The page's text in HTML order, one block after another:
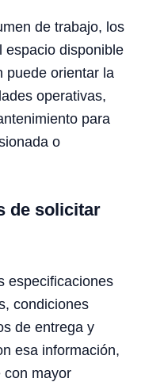
de trabajo, los
espacio disponible
puede orientar la
operativas,
para
o
de solicitar
especificaciones
condiciones
de entrega y
esa información,
con mayor